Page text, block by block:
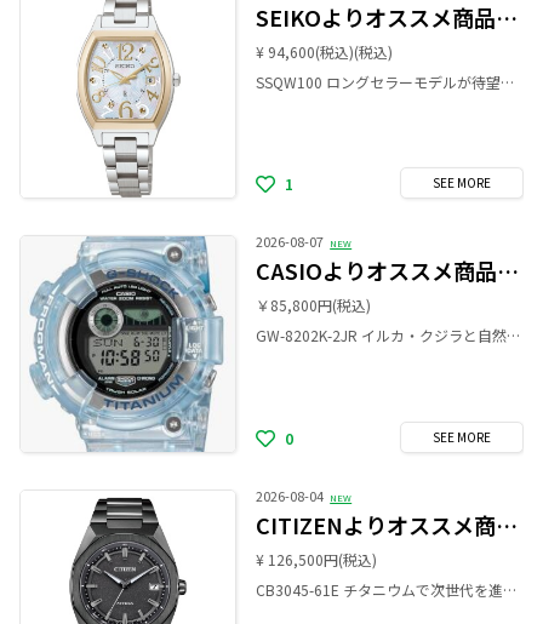
SEIKOよりオススメ商品のご案内です！
¥ 94,600(税込)(税込)
SSQW100 ロングセラーモデルが待望のチタン化。 着けていることを忘れる程の軽さで、日常使いに最適です。 遊び心のあるデザインとエレガントなカラーの組み合わせが、大人の女性のファッションにひとさじの華やかさをプラスしてくれます。 白蝶貝ダイヤルの煌めきとゴールドカラーのインデックス・針、ケースのレディゴールドカラーが調和し、上品な華やかさを纏う一本となっています。 是非お手に取ってみて下さい。 ご来店を心よりお待ちしております。
1 SEE MORE
2026-08-07 NEW
CASIOよりオススメ商品のご案内です！
￥85,800円(税込)
GW-8202K-2JR イルカ・クジラと自然の素晴らしさを伝える活動に取り組む「ICERC Japan」とのコラボレーションモデルです。 「ICERC Japan」の設立35年を記念する2026年モデルは、美しい海を想起させるスケルトンのブルーグラデーションを採用。 深く澄んだ海の色合いをまとったデザインは、見るたびに自然への思いを呼び起こします。 LEDバックライト点灯時に液晶にクジラのシルエットが浮かび上がり、バンドには「ICERC Japan」のロゴをプリント。 裏蓋にも「Love The Sea And The Earth」のシンボルマークを刻印し、パッケージはリサイクル素材を使用した特別仕様です。 是非お手に取ってみて下さい。 ご来店を心よりお待ちしております。
0 SEE MORE
2026-08-04 NEW
CITIZENよりオススメ商品のご案内です！
¥ 126,500円(税込)
CB3045-61E チタニウムで次世代を進み続ける、シチズン ATTESA（アテッサ）。 八角形ベゼルが印象的な、力強くスポーティなデザイン。 ソリッドな表情がきわだつコンパクトな3針モデルです。 ベゼルの滑らかな曲線と、アテッサらしい直線的な稜線が合わさった美しいケースのフォルムが個性的です。 是非お手に取ってみて下さい。 ご来店を心よりお待ちしております。